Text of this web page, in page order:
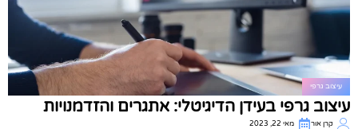
עיצוב גרפי
עיצוב גרפי בעידן הדיגיטלי: אתגרים והזדמנויות
קרן אור מאי 22, 2023